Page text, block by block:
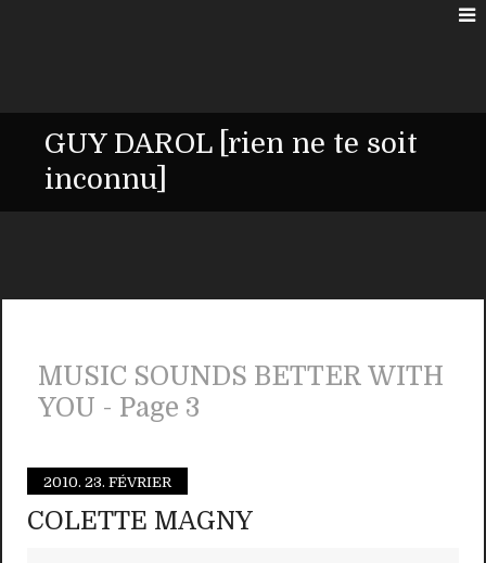
GUY DAROL [rien ne te soit
inconnu]
MUSIC SOUNDS BETTER WITH
YOU - Page 3
2010. 23. FÉVRIER
COLETTE MAGNY